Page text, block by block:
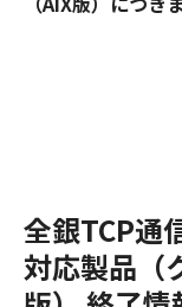
全銀TCP
対応製品（